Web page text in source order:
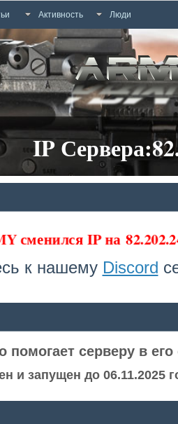
Активность Люди
IP
сменился IP на
к нашему Discord
помогает серверу в его
и запущен до 06.11.2025